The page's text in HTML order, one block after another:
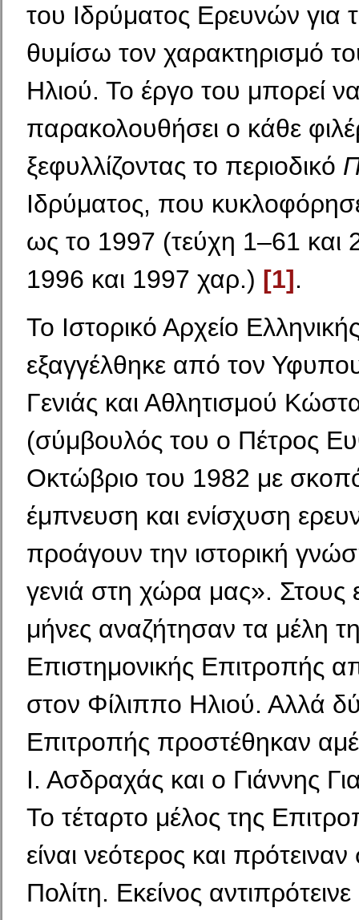
του Ιδρύματος Ερευνών για
θυμίσω τον χαρακτηρισμό
Ηλιού. Το έργο του μπορεί
παρακολουθήσει ο κάθε
ξεφυλλίζοντας το περιοδικό
Ιδρύματος, που
ως το 1997 (τεύχη 1–61 και
1996 και 1997 χαρ.) [1].
Το Ιστορικό Αρχείο
εξαγγέλθηκε από τον
Γενιάς και Αθλητισμού
(σύμβουλός του ο Πέτρος
Οκτώβριο του 1982 με
έμπνευση και ενίσχυση
προάγουν την ιστορική
γενιά στη χώρα μας». Στους
μήνες αναζήτησαν τα μέλη
Επιστημονικής Επιτροπής
στον Φίλιππο Ηλιού. Αλλά
Επιτροπής προστέθηκαν
Ι. Ασδραχάς και ο Γιάννης
Το τέταρτο μέλος της
είναι νεότερος και
Πολίτη. Εκείνος